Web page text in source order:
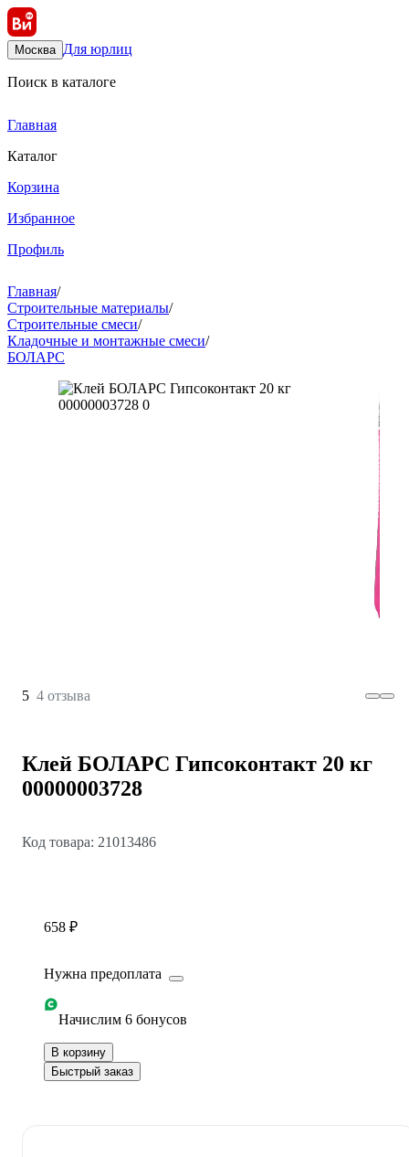
Москва Для юрлиц
Поиск в каталоге
Главная
Каталог
Корзина
Избранное
Профиль
Главная/
Строительные материалы/
Строительные смеси/
Кладочные и монтажные смеси/
БОЛАРС
5 4 отзыва
Клей БОЛАРС Гипсоконтакт 20 кг
00000003728
Код товара: 21013486
658 ₽
Нужна предоплата
Начислим 6 бонусов
В корзину
Быстрый заказ